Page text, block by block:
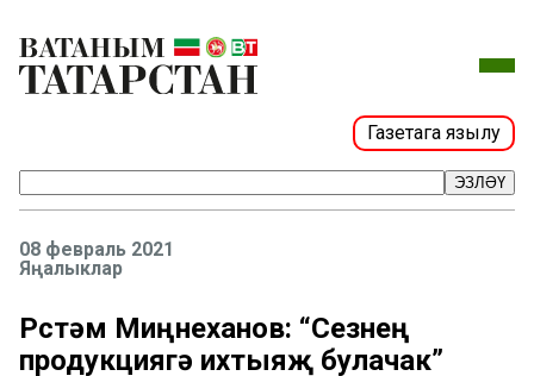
Газетага язылу
ЭЗЛӘҮ
08 февраль 2021
Яңалыклар
Рөстәм Миңнеханов: “Сезнең
продукциягә ихтыяҗ булачак”